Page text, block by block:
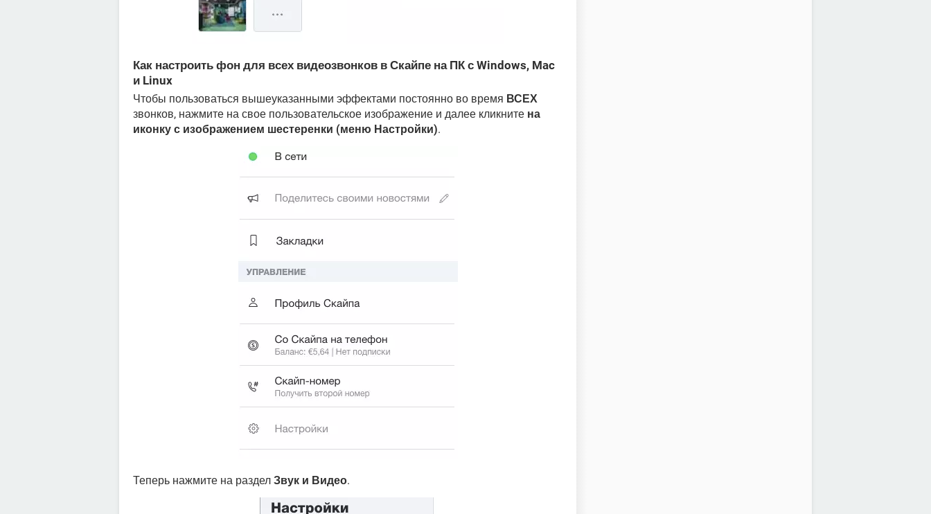
Как настроить фон для всех видеозвонков в Скайпе на ПК с Windows, Mac
и Linux
Чтобы пользоваться вышеуказанными эффектами постоянно во время ВСЕХ
звонков, нажмите на свое пользовательское изображение и далее кликните на
иконку с изображением шестеренки (меню Настройки).
Теперь нажмите на раздел Звук и Видео.